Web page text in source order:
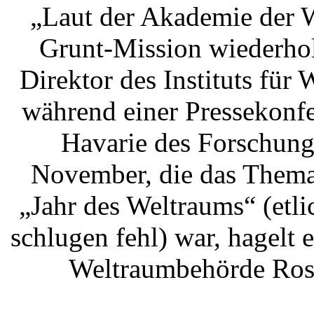
„Laut der Akademie der
Grunt-Mission
Direktor des Instituts für
während einer
Havarie des
November, die das
„Jahr des Weltraums“
schlugen fehl) war, hagelt
Weltraumbehörde